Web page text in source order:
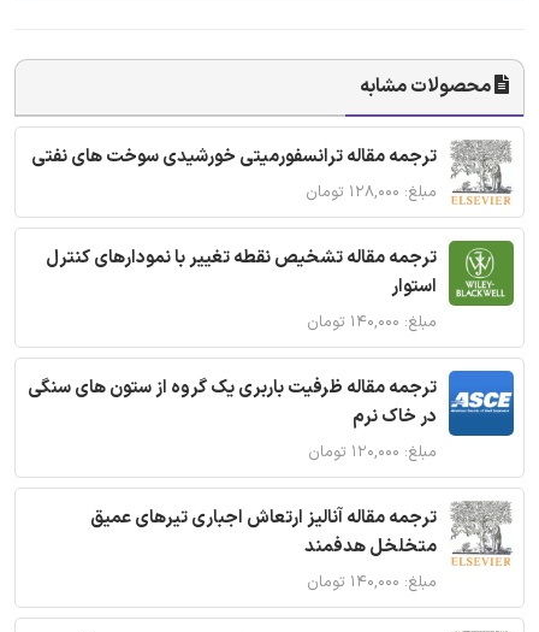
محصولات مشابه
ترجمه مقاله ترانسفورمیتی خورشیدی سوخت های نفتی
مبلغ: ۱۲۸,۰۰۰ تومان
ترجمه مقاله تشخیص نقطه تغییر با نمودارهای کنترل
استوار
مبلغ: ۱۴۰,۰۰۰ تومان
ترجمه مقاله ظرفیت باربری یک گروه از ستون های سنگی
در خاک نرم
مبلغ: ۱۲۰,۰۰۰ تومان
ترجمه مقاله آنالیز ارتعاش اجباری تیرهای عمیق
متخلخل هدفمند
مبلغ: ۱۴۰,۰۰۰ تومان